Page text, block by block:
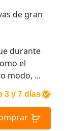
3 y 7 días
de gran
durante
el
modo, ...